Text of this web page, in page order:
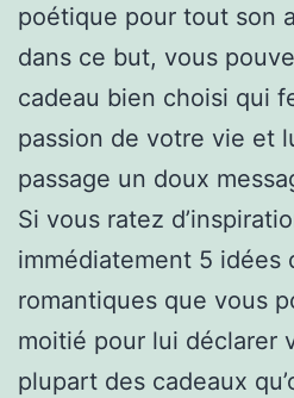
poétique pour tout son
dans ce but, vous
cadeau bien choisi qui
passion de votre vie et
passage un doux
Si vous ratez
immédiatement 5 idées
romantiques que vous
moitié pour lui déclarer
plupart des cadeaux